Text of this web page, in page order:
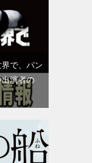
で、パン
演者の